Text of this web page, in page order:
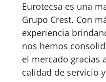
Eurotecsa es una
Grupo Crest. Con
experiencia
nos hemos
el mercado gracias
calidad de servicio